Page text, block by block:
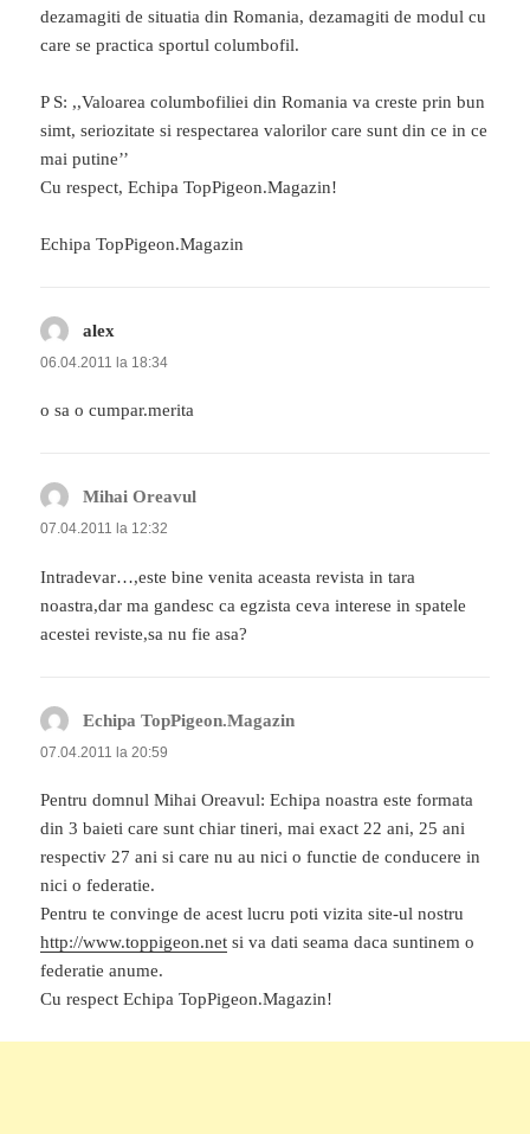
dezamagiti de situatia din Romania, dezamagiti de modul cu
care se practica sportul columbofil.
P S: ,,Valoarea columbofiliei din Romania va creste prin bun
simt, seriozitate si respectarea valorilor care sunt din ce in ce
mai putine’’
Cu respect, Echipa TopPigeon.Magazin!
Echipa TopPigeon.Magazin
alex
06.04.2011 la 18:34
o sa o cumpar.merita
Mihai Oreavul
07.04.2011 la 12:32
Intradevar…,este bine venita aceasta revista in tara
noastra,dar ma gandesc ca egzista ceva interese in spatele
acestei reviste,sa nu fie asa?
Echipa TopPigeon.Magazin
07.04.2011 la 20:59
Pentru domnul Mihai Oreavul: Echipa noastra este formata
din 3 baieti care sunt chiar tineri, mai exact 22 ani, 25 ani
respectiv 27 ani si care nu au nici o functie de conducere in
nici o federatie.
Pentru te convinge de acest lucru poti vizita site-ul nostru
http://www.toppigeon.net si va dati seama daca suntinem o
federatie anume.
Cu respect Echipa TopPigeon.Magazin!